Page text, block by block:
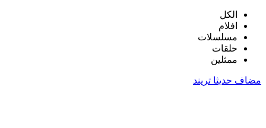
الكل
افلام
مسلسلات
حلقات
ممثلين
مضاف حديثا تريند